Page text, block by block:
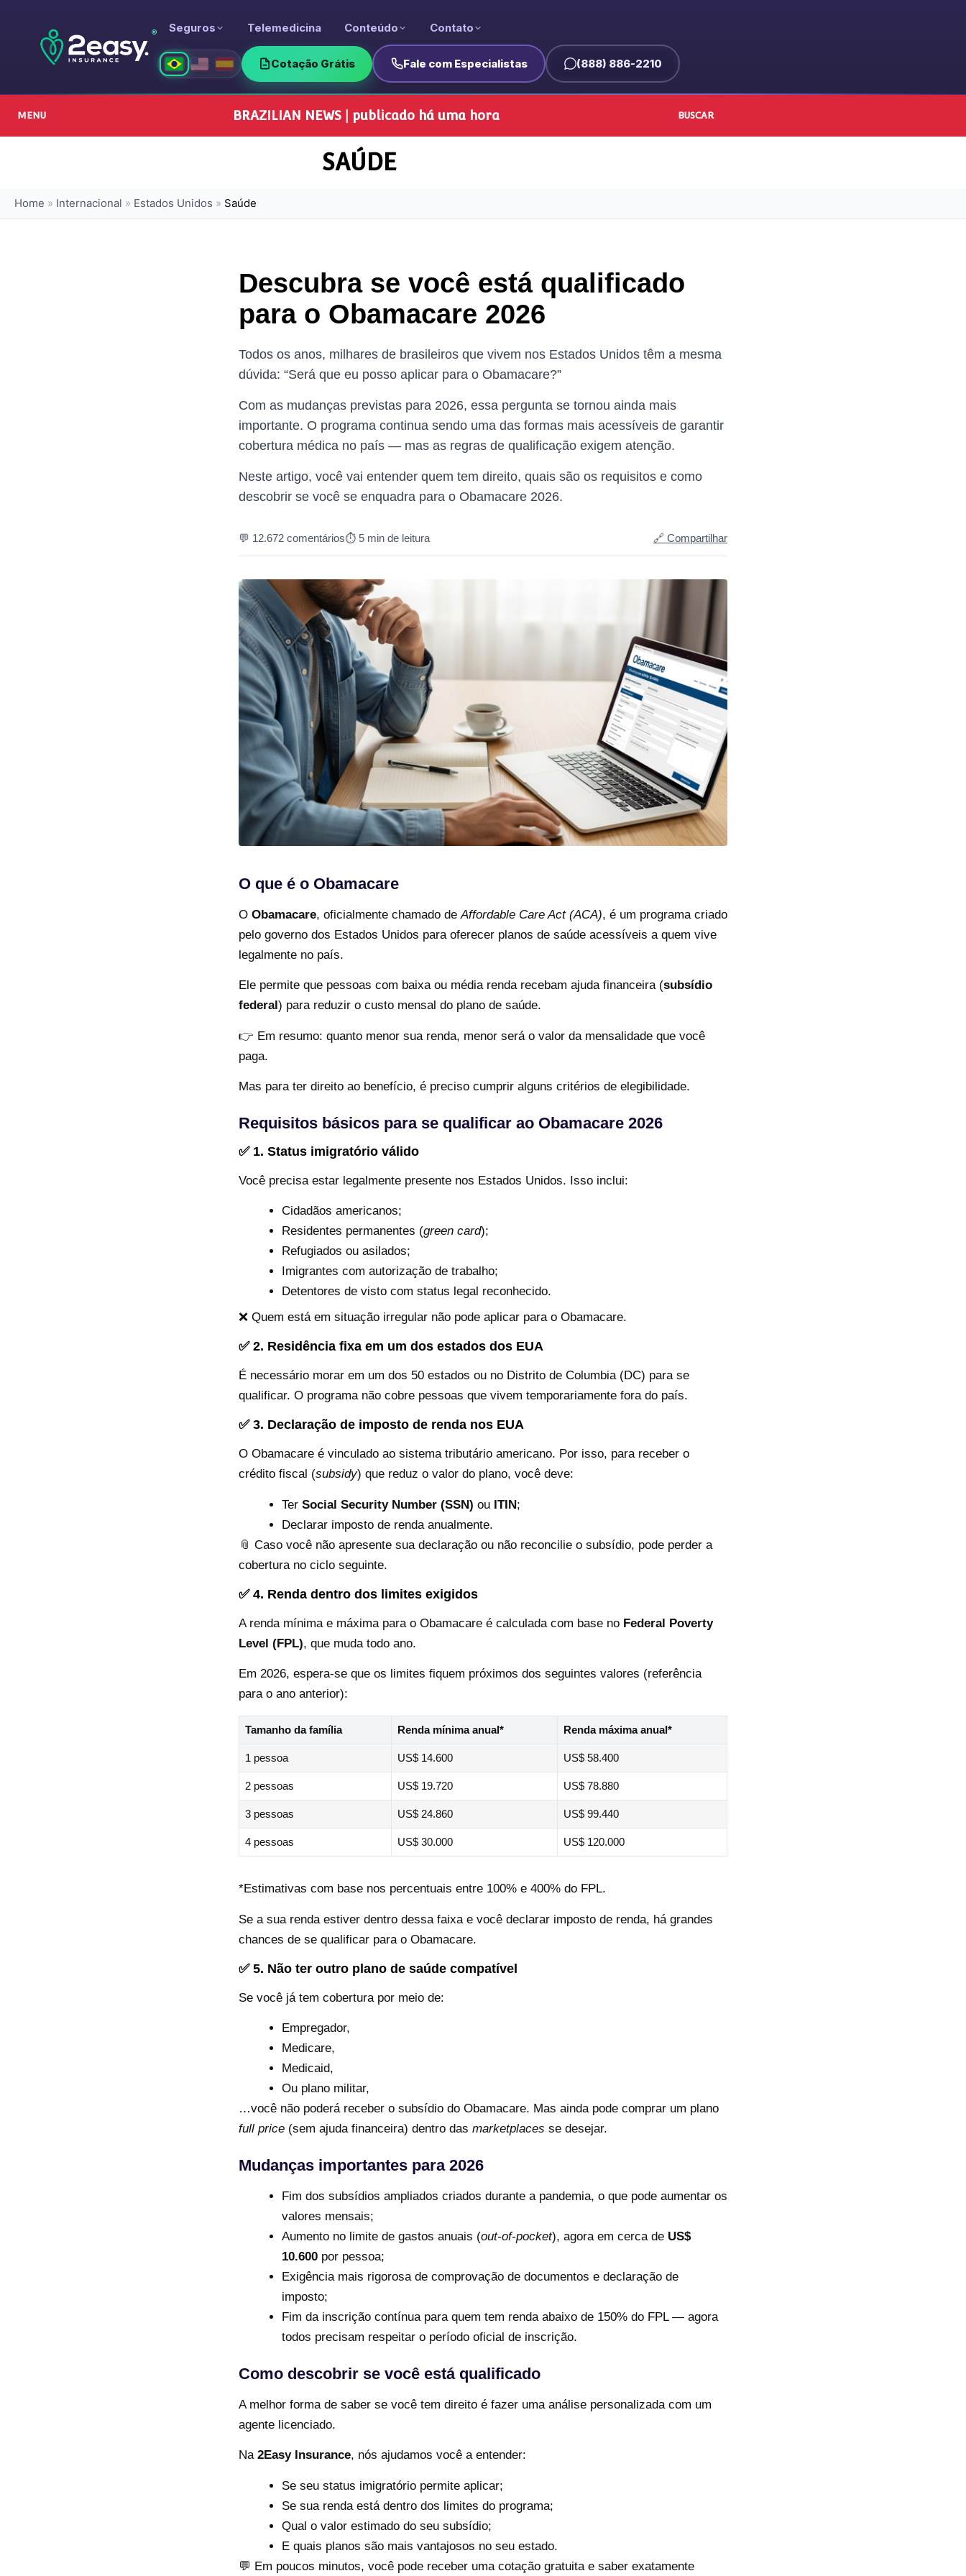
® Seguros Telemedicina Conteúdo Contato
Cotação Grátis Fale com Especialistas (888) 886-2210
MENU BRAZILIAN NEWS | publicado há uma hora BUSCAR
SAÚDE
Home » Internacional » Estados Unidos » Saúde
Descubra se você está qualificado
para o Obamacare 2026
Todos os anos, milhares de brasileiros que vivem nos Estados Unidos têm a mesma
dúvida: “Será que eu posso aplicar para o Obamacare?”
Com as mudanças previstas para 2026, essa pergunta se tornou ainda mais
importante. O programa continua sendo uma das formas mais acessíveis de garantir
cobertura médica no país — mas as regras de qualificação exigem atenção.
Neste artigo, você vai entender quem tem direito, quais são os requisitos e como
descobrir se você se enquadra para o Obamacare 2026.
💬 12.672 comentários⏱️ 5 min de leitura 🔗 Compartilhar
O que é o Obamacare
O Obamacare, oficialmente chamado deAffordable Care Act (ACA), é um programa criado
pelo governo dos Estados Unidos para oferecer planos de saúde acessíveis a quem vive
legalmente no país.
Ele permite que pessoas com baixa ou média renda recebam ajuda financeira (subsídio
federal ) para reduzir o custo mensal do plano de saúde.
👉 Em resumo: quanto menor sua renda, menor será o valor da mensalidade que você
paga.
Mas para ter direito ao benefício, é preciso cumprir alguns critérios de elegibilidade.
Requisitos básicos para se qualificar ao Obamacare 2026
✅ 1. Status imigratório válido
Você precisa estar legalmente presente nos Estados Unidos. Isso inclui:
Cidadãos americanos;
Residentes permanentes (green card);
Refugiados ou asilados;
Imigrantes com autorização de trabalho;
Detentores de visto com status legal reconhecido.
❌ Quem está em situação irregular não pode aplicar para o Obamacare.
✅ 2. Residência fixa em um dos estados dos EUA
É necessário morar em um dos 50 estados ou no Distrito de Columbia (DC) para se
qualificar. O programa não cobre pessoas que vivem temporariamente fora do país.
✅ 3. Declaração de imposto de renda nos EUA
O Obamacare é vinculado ao sistema tributário americano. Por isso, para receber o
crédito fiscal (subsidy) que reduz o valor do plano, você deve:
Ter Social Security Number (SSN) ou ITIN;
Declarar imposto de renda anualmente.
📎 Caso você não apresente sua declaração ou não reconcilie o subsídio, pode perder a
cobertura no ciclo seguinte.
✅ 4. Renda dentro dos limites exigidos
A renda mínima e máxima para o Obamacare é calculada com base no Federal Poverty
Level (FPL), que muda todo ano.
Em 2026, espera-se que os limites fiquem próximos dos seguintes valores (referência
para o ano anterior):
Tamanho da família Renda mínima anual* Renda máxima anual*
1 pessoa US$ 14.600 US$ 58.400
2 pessoas US$ 19.720 US$ 78.880
3 pessoas US$ 24.860 US$ 99.440
4 pessoas US$ 30.000 US$ 120.000
*Estimativas com base nos percentuais entre 100% e 400% do FPL.
Se a sua renda estiver dentro dessa faixa e você declarar imposto de renda, há grandes
chances de se qualificar para o Obamacare.
✅ 5. Não ter outro plano de saúde compatível
Se você já tem cobertura por meio de:
Empregador,
Medicare,
Medicaid,
Ou plano militar,
…você não poderá receber o subsídio do Obamacare. Mas ainda pode comprar um plano
full price (sem ajuda financeira) dentro das marketplaces se desejar.
Mudanças importantes para 2026
Fim dos subsídios ampliados criados durante a pandemia, o que pode aumentar os
valores mensais;
Aumento no limite de gastos anuais (out-of-pocket), agora em cerca de US$
10.600 por pessoa;
Exigência mais rigorosa de comprovação de documentos e declaração de
imposto;
Fim da inscrição contínua para quem tem renda abaixo de 150% do FPL — agora
todos precisam respeitar o período oficial de inscrição.
Como descobrir se você está qualificado
A melhor forma de saber se você tem direito é fazer uma análise personalizada com um
agente licenciado.
Na 2Easy Insurance, nós ajudamos você a entender:
Se seu status imigratório permite aplicar;
Se sua renda está dentro dos limites do programa;
Qual o valor estimado do seu subsídio;
E quais planos são mais vantajosos no seu estado.
💬 Em poucos minutos, você pode receber uma cotação gratuita e saber exatamente